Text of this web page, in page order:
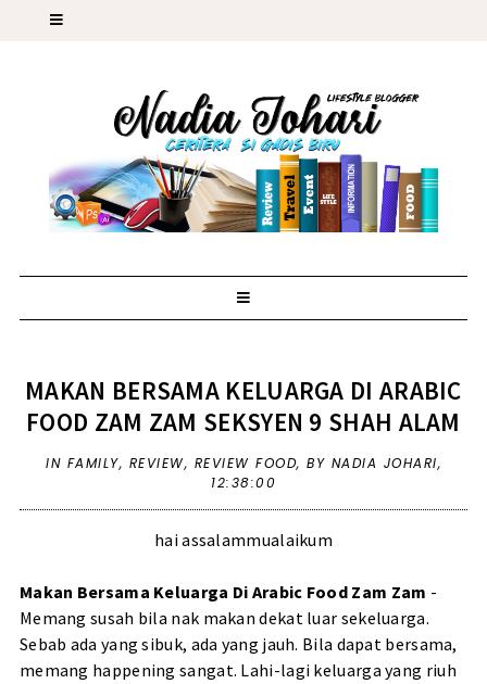
MAKAN BERSAMA KELUARGA DI ARABIC
FOOD ZAM ZAM SEKSYEN 9 SHAH ALAM
IN FAMILY, REVIEW, REVIEW FOOD, BY NADIA JOHARI,
12:38:00
hai assalammualaikum
Makan Bersama Keluarga Di Arabic Food Zam Zam -
Memang susah bila nak makan dekat luar sekeluarga.
Sebab ada yang sibuk, ada yang jauh. Bila dapat bersama,
memang happening sangat. Lahi-lagi keluarga yang riuh